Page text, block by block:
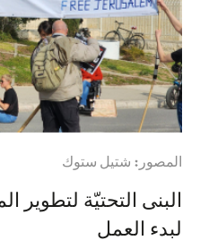
المصور: شتيل ستوك
البنى التحتيّة لتطوير
لبدء العمل